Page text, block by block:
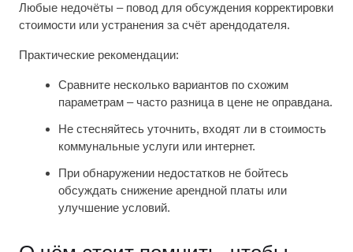
Любые недочёты – повод для обсуждения корректировки
стоимости или устранения за счёт арендодателя.
Практические рекомендации:
Сравните несколько вариантов по схожим
параметрам – часто разница в цене не оправдана.
Не стесняйтесь уточнить, входят ли в стоимость
коммунальные услуги или интернет.
При обнаружении недостатков не бойтесь
обсуждать снижение арендной платы или
улучшение условий.